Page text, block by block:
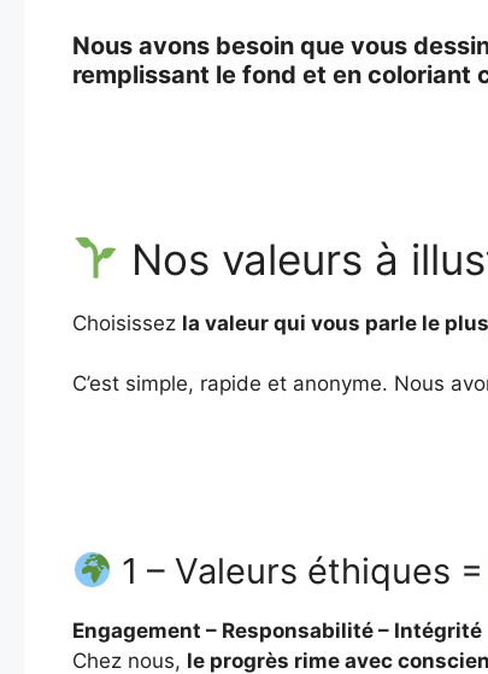
Nous avons besoin que vous
remplissant le fond et en coloriant
Nos valeurs à
Choisissez la valeur qui vous parle le plus
C’est simple, rapide et anonyme. Nous
1 – Valeurs éthiques =
Engagement – Responsabilité – Intégrité
Chez nous, le progrès rime avec